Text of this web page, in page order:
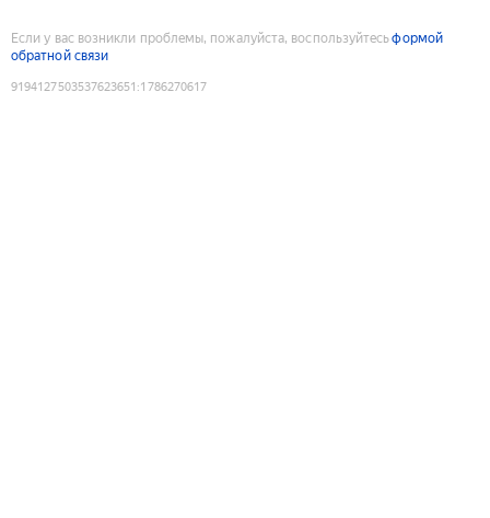
Если у вас возникли проблемы, пожалуйста, воспользуйтесьформой
обратной связи
9194127503537623651 :1786270617